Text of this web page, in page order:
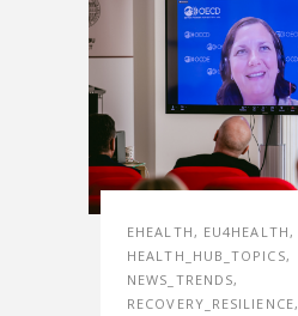
EHEALTH, EU4HEALTH,
HEALTH_HUB_TOPICS,
NEWS_TRENDS,
RECOVERY_RESILIENCE,